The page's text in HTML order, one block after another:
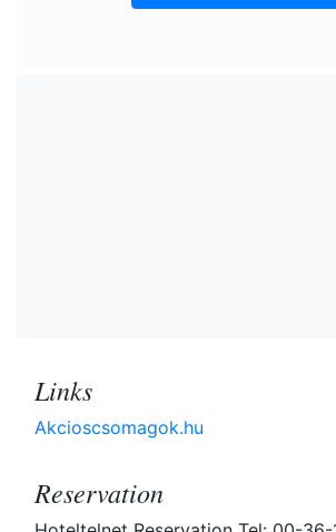
Links
Akcioscsomagok.hu
Reservation